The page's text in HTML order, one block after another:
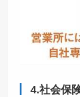
4.社会保